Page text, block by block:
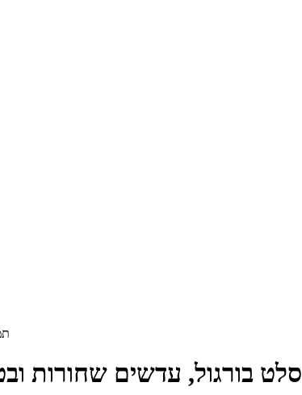
סלט בורגול, עדשים שחורות